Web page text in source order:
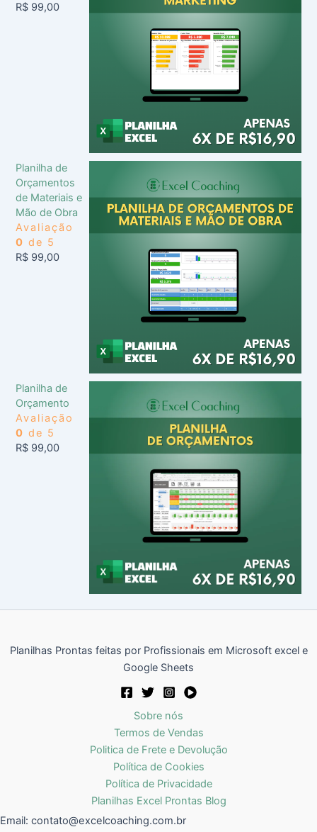
R$ 99,00
Planilha de
Orçamentos
de Materiais e
Mão de Obra
Avaliação
0 de 5
R$ 99,00
Planilha de
Orçamento
Avaliação
0 de 5
R$ 99,00
Planilhas Prontas feitas por Profissionais em Microsoft excel e
Google Sheets
Sobre nós
Termos de Vendas
Politica de Frete e Devolução
Política de Cookies
Política de Privacidade
Planilhas Excel Prontas Blog
Email: contato@excelcoaching.com.br